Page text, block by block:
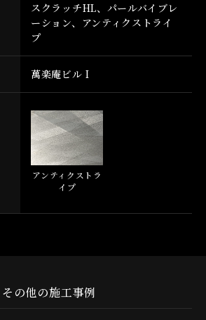
スクラッチHL、パールバイブレ
ーション、アンティクストライ
プ
萬楽庵ビル I
アンティクストラ
イプ
その他の施工事例